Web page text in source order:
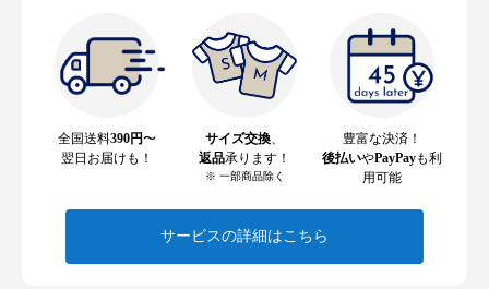
全国送料390円〜
翌日お届けも！
サイズ交換、
返品承ります！
※ 一部商品除く
豊富な決済！
後払いやPayPayも利
用可能
サービスの詳細はこちら